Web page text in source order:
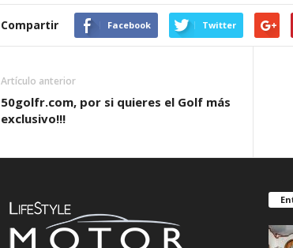
Compartir Facebook Twitter
Artículo anterior
50golfr.com, por si quieres el Golf más
exclusivo!!!